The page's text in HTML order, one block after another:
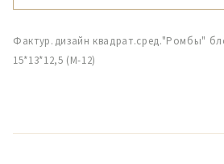
Фактур.дизайн квадрат.сред."Ромбы"
15*13*12,5 (М-12)